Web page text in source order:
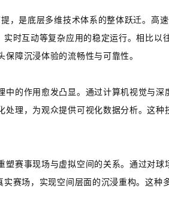
，是底层多维技术体系的整体跃迁。高
实时互动等复杂应用的稳定运行。相比以
障沉浸体验的流畅性与可靠性。
中的作用愈发凸显。通过计算机视觉与
处理，为观众提供可视化数据分析。这
赛事现场与虚拟空间的关系。通过对球
实赛场，实现空间层面的沉浸重构。这种